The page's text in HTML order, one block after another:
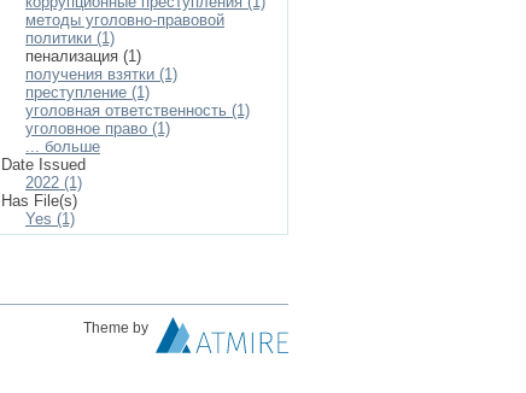
методы уголовно-правовой
политики (1)
пенализация (1)
получения взятки (1)
преступление (1)
уголовная ответственность (1)
уголовное право (1)
... больше
Date Issued
2022 (1)
Has File(s)
Yes (1)
Theme by